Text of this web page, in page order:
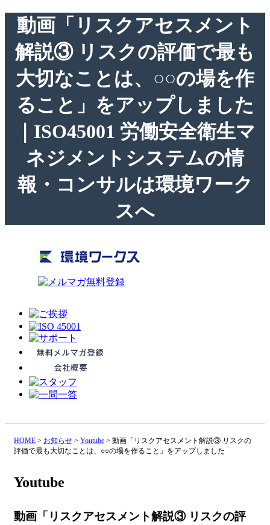
動画「リスクアセスメント
解説③ リスクの評価で最も
大切なことは、○○の場を作
ること」をアップしました
｜ISO45001 労働安全衛生マ
ネジメントシステムの情
報・コンサルは環境ワーク
スへ
HOME > お知らせ > Youtube > 動画「リスクアセスメント解説③ リスクの
評価で最も大切なことは、○○の場を作ること」をアップしました
Youtube
動画「リスクアセスメント解説③ リスクの評